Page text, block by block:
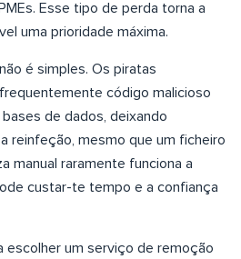
Esse tipo de perda torna a
uma prioridade máxima.
é simples. Os piratas
código malicioso
de dados, deixando
reinfeção, mesmo que um ficheiro
manual raramente funciona a
custar-te tempo e a confiança
escolher um serviço de remoção